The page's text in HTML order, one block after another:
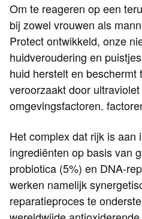
Om te reageren op een
bij zowel vrouwen als
Protect ontwikkeld, onze
huidveroudering en
huid herstelt en beschermt
veroorzaakt door
omgevingsfactoren.
Het complex dat rijk is aan
ingrediënten op basis van
probiotica (5%) en DNA-
werken namelijk
reparatieproces te